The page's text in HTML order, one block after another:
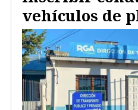
vehículos de